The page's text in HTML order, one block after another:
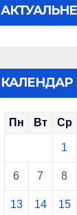
КАЛЕНДАР
Пн Вт Ср
1
6 7 8
13 14 15